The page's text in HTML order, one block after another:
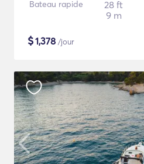
Bateau rapide
28 ft
9 m
$1,378 /jour